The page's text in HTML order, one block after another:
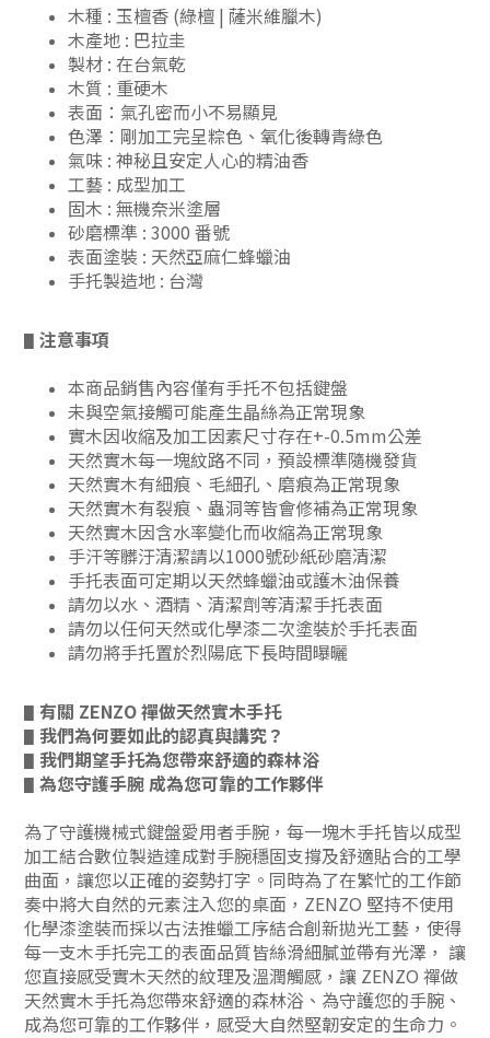
木種 : 玉檀香 (綠檀 | 薩米維臘木)
木產地 : 巴拉圭
製材 : 在台氣乾
木質 : 重硬木
表面：氣孔密而小不易顯見
色澤：剛加工完呈粽色、氧化後轉青綠色
氣味 : 神秘且安定人心的精油香
工藝 : 成型加工
固木 : 無機奈米塗層
砂磨標準 : 3000 番號
表面塗裝 : 天然亞麻仁蜂蠟油
手托製造地 : 台灣
▋ 注意事項
本商品銷售內容僅有手托不包括鍵盤
未與空氣接觸可能產生晶絲為正常現象
實木因收縮及加工因素尺寸存在+-0.5mm公差
天然實木每一塊紋路不同，預設標準隨機發貨
天然實木有細痕、毛細孔、磨痕為正常現象
天然實木有裂痕、蟲洞等皆會修補為正常現象
天然實木因含水率變化而收縮為正常現象
手汗等髒汙清潔請以1000號砂紙砂磨清潔
手托表面可定期以天然蜂蠟油或護木油保養
請勿以水、酒精、清潔劑等清潔手托表面
請勿以任何天然或化學漆二次塗裝於手托表面
請勿將手托置於烈陽底下長時間曝曬
▋ 有關 ZENZO 禪做天然實木手托
▋ 我們為何要如此的認真與講究？
▋ 我們期望手托為您帶來舒適的森林浴
▋ 為您守護手腕 成為您可靠的工作夥伴
為了守護機械式鍵盤愛用者手腕，每一塊木手托皆以成型
加工結合數位製造達成對手腕穩固支撐及舒適貼合的工學
曲面，讓您以正確的姿勢打字。同時為了在繁忙的工作節
奏中將大自然的元素注入您的桌面，ZENZO 堅持不使用
化學漆塗裝而採以古法推蠟工序結合創新拋光工藝，使得
每一支木手托完工的表面品質皆絲滑細膩並帶有光澤， 讓
您直接感受實木天然的紋理及溫潤觸感，讓 ZENZO 禪做
天然實木手托為您帶來舒適的森林浴、為守護您的手腕、
成為您可靠的工作夥伴，感受大自然堅韌安定的生命力。